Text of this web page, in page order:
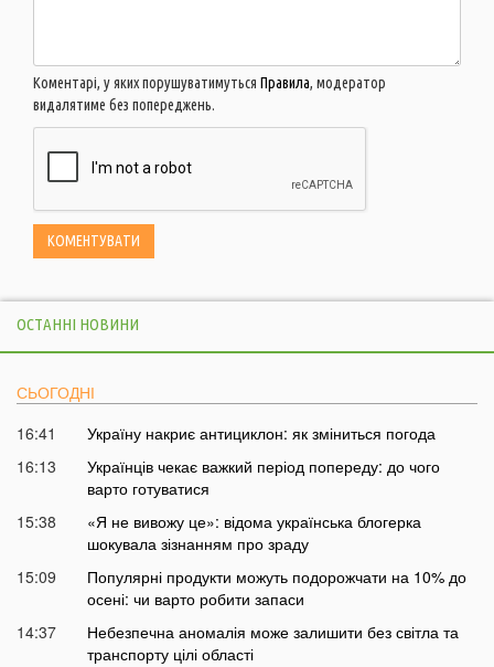
Коментарі, у яких порушуватимуться Правила, модератор
видалятиме без попереджень.
ОСТАННІ НОВИНИ
СЬОГОДНІ
16:41
Україну накриє антициклон: як зміниться погода
16:13
Українців чекає важкий період попереду: до чого
варто готуватися
15:38
«Я не вивожу це»: відома українська блогерка
шокувала зізнанням про зраду
15:09
Популярні продукти можуть подорожчати на 10% до
осені: чи варто робити запаси
14:37
Небезпечна аномалія може залишити без світла та
транспорту цілі області